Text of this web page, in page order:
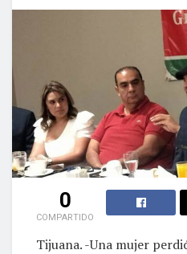
0
COMPARTIDO
Tijuana. -Una mujer